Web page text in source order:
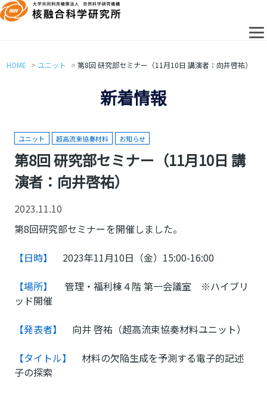
HOME ユニット 第8回 研究部セミナー（11月10日 講演者：向井啓祐）
新着情報
ユニット 超高流束協奏材料 お知らせ
第8回 研究部セミナー（11月10日 講
演者：向井啓祐）
2023.11.10
第8回研究部セミナーを開催しました。
【日時】
2023年11月10日（金）15:00-16:00
【場所】
管理・福利棟４階 第一会議室 ※ハイブリ
ッド開催
【発表者】
向井 啓祐（超高流束協奏材料ユニット）
【タイトル】
材料の欠陥生成を予測する電子的記述
子の探索